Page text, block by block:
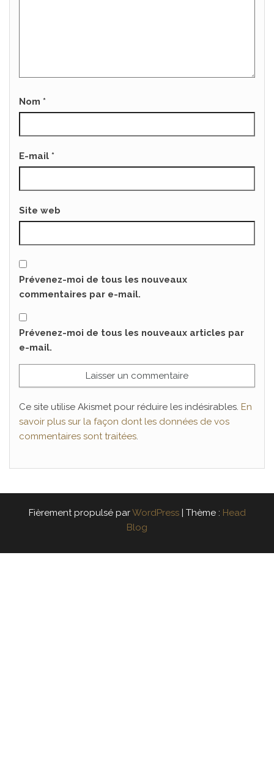
Nom *
E-mail *
Site web
Prévenez-moi de tous les nouveaux
commentaires par e-mail.
Prévenez-moi de tous les nouveaux articles par
e-mail.
Ce site utilise Akismet pour réduire les indésirables. En
savoir plus sur la façon dont les données de vos
commentaires sont traitées.
Fièrement propulsé parWordPress | Thème : Head
Blog